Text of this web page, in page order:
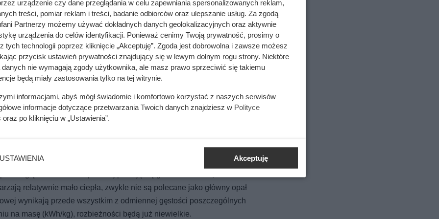
ziemią. To właśnie tam pompa ciepła znajduje darmową energię
z Dino. Klienci zaskoczeni
czy sosna, nie jest dobrym wyborem do kominka. Może za to
względem wartości opałowej plasują się gatunki liściaste, m.in.
relatywnie mało ciepła, zwykle nie są polecane jako główny opał
wynikają przede wszystkim z odmiennej gęstości poszczególnych
na masę (kWh/kg), rozbieżności będą już niewielkie.
urządzenie czy dane przeglądania w celu zapewniania spersonalizowanych reklam,
treści, pomiar reklam i treści, badanie odbiorców oraz ulepszanie usług. Za zgodą
Partnerzy możemy używać dokładnych danych geolokalizacyjnych oraz aktywnie
urządzenia do celów identyfikacji. Ponieważ cenimy Twoją prywatność, prosimy o
tych technologii poprzez kliknięcie „Akceptuję”. Zgoda jest dobrowolna i zawsze możesz
przycisk ustawień prywatności znajdujący się w lewym dolnym rogu strony. Niektóre
danych nie wymagają zgody użytkownika, ale masz prawo sprzeciwić się takiemu
będą miały zastosowania tylko na tej witrynie.
informacjami, abyś mógł świadomie i komfortowo korzystać z naszych serwisów
informacje dotyczące przetwarzania Twoich danych znajdziesz w Polityce
oraz po kliknięciu w „Ustawienia”.
USTAWIENIA Akceptuję